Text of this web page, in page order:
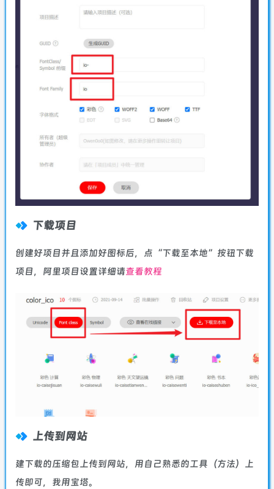
下载项目
创建好项目并且添加好图标后，点“下载至本地”按钮下载
项目，阿里项目设置详细请查看教程
上传到网站
建下载的压缩包上传到网站，用自己熟悉的工具（方法）上
传即可，我用宝塔。